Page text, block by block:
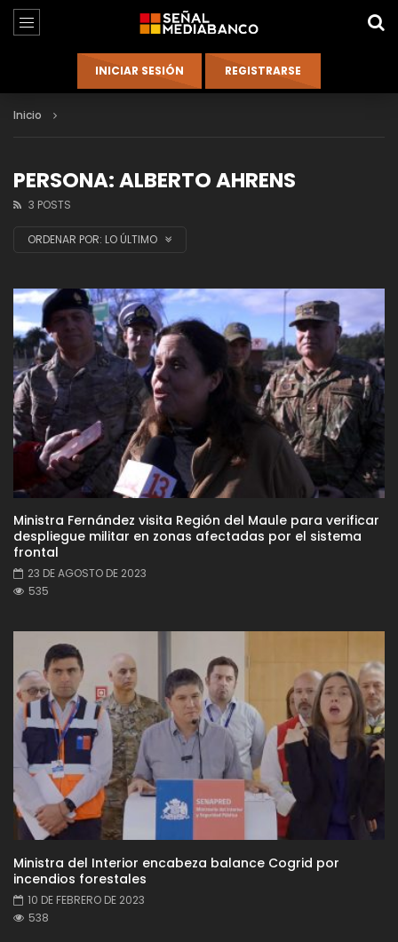
Inicio
PERSONA: ALBERTO AHRENS
3 POSTS
ORDENAR POR: LO ÚLTIMO
Ministra Fernández visita Región del Maule para verificar
despliegue militar en zonas afectadas por el sistema
frontal
23 DE AGOSTO DE 2023
535
Ministra del Interior encabeza balance Cogrid por
incendios forestales
10 DE FEBRERO DE 2023
538